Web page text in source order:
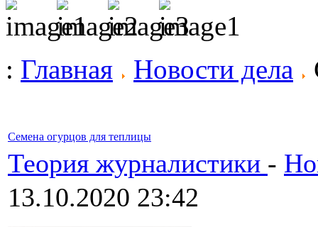
: Главная Новости дела
Семена огурцов для теплицы
Теория журналистики -
13.10.2020 23:42